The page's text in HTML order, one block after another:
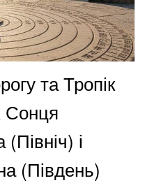
та Тропік
Сонця
і
(Південь)